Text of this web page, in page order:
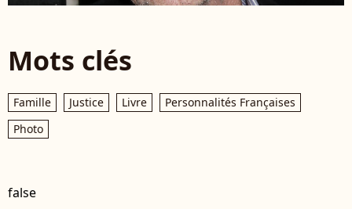
Mots clés
Famille Justice Livre
Personnalités Françaises
Photo
false